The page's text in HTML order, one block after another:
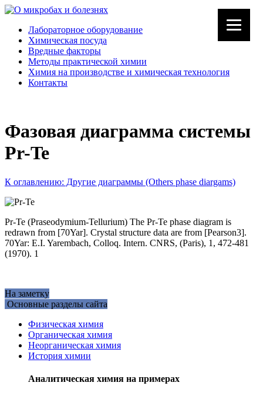
Лабораторное оборудование
Химическая посуда
Вредные факторы
Методы практической химии
Химия на производстве и химическая технология
Контакты
Фазовая диаграмма системы
Pr-Te
К оглавлению: Другие диаграммы (Others phase diargams)
Pr-Te (Praseodymium-Tellurium) The Pr-Te phase diagram is
redrawn from [70Yar]. Crystal structure data are from [Pearson3].
70Yar: E.I. Yarembach, Colloq. Intern. CNRS, (Paris), 1, 472-481
(1970). 1
На заметку
Основные разделы сайта
Физическая химия
Органическая химия
Неорганическая химия
История химии
Аналитическая химия на примерах